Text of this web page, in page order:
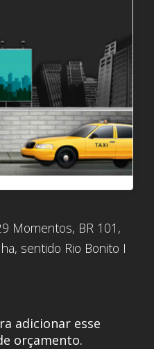
Momentos, BR 101,
sentido Rio Bonito I
adicionar esse
orçamento.